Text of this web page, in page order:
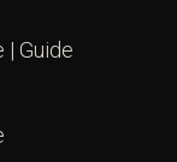
| Guide